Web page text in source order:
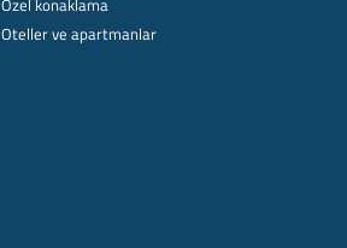
Özel konaklama
Oteller ve apartmanlar